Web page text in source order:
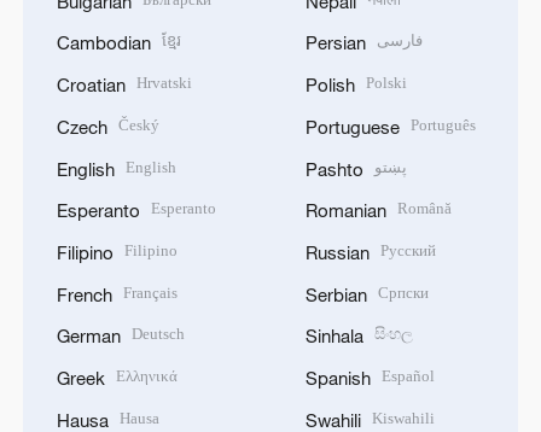
Cambodian ខ្មែរ
Croatian Hrvatski
Czech Český
English English
Esperanto Esperanto
Filipino Filipino
French Français
German Deutsch
Greek Ελληνικά
Hausa Hausa
Persian فارسی
Polish Polski
Portuguese Português
Pashto پښتو
Romanian Română
Russian Русский
Serbian Српски
Sinhala සිංහල
Spanish Español
Swahili Kiswahili